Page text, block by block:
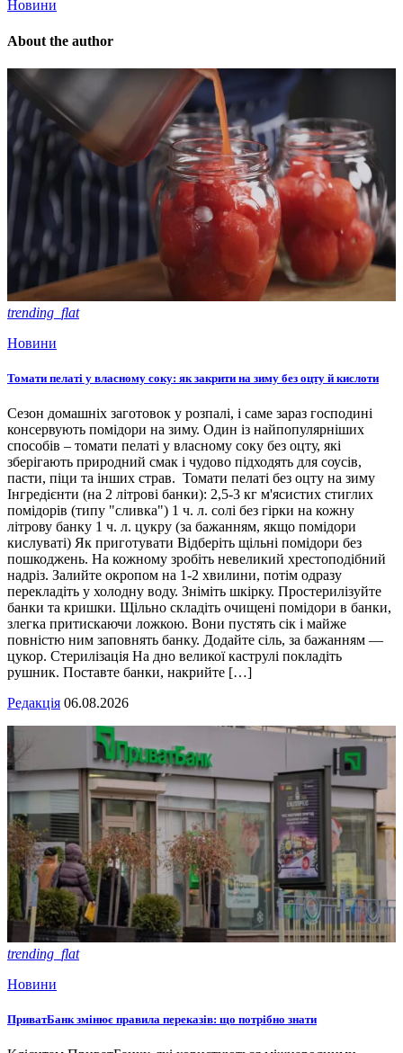
Новини
About the author
trending_flat
Новини
Томати пелаті у власному соку: як закрити на зиму без оцту й кислоти
Сезон домашніх заготовок у розпалі, і саме зараз господині
консервують помідори на зиму. Один із найпопулярніших
способів – томати пелаті у власному соку без оцту, які
зберігають природний смак і чудово підходять для соусів,
пасти, піци та інших страв. Томати пелаті без оцту на зиму
Інгредієнти (на 2 літрові банки): 2,5-3 кг м'ясистих стиглих
помідорів (типу "сливка") 1 ч. л. солі без гірки на кожну
літрову банку 1 ч. л. цукру (за бажанням, якщо помідори
кислуваті) Як приготувати Відберіть щільні помідори без
пошкоджень. На кожному зробіть невеликий хрестоподібний
надріз. Залийте окропом на 1-2 хвилини, потім одразу
перекладіть у холодну воду. Зніміть шкірку. Простерилізуйте
банки та кришки. Щільно складіть очищені помідори в банки,
злегка притискаючи ложкою. Вони пустять сік і майже
повністю ним заповнять банку. Додайте сіль, за бажанням —
цукор. Стерилізація На дно великої каструлі покладіть
рушник. Поставте банки, накрийте […]
Редакція 06.08.2026
trending_flat
Новини
ПриватБанк змінює правила переказів: що потрібно знати